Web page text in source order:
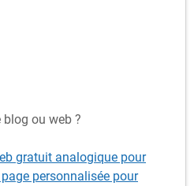
ou web ?
gratuit analogique pour
personnalisée pour